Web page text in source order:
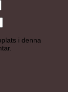
i denna